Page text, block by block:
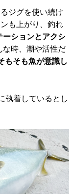
ジグを使い続け
も上がり、釣れ
ーションとアクシ
な時、潮や活性だ
もそも魚が意識し
執着しているとし